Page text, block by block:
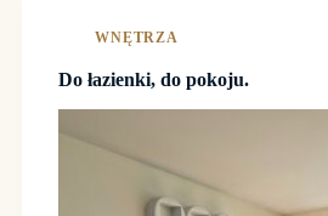
WNĘTRZA
Do łazienki, do pokoju.